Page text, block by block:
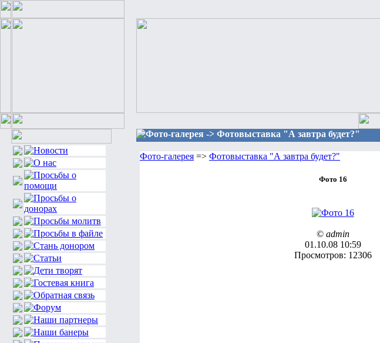
Фото-галерея -> Фотовыставка "А завтра будет?"
Фото-галерея => Фотовыставка "А завтра будет?"
Фото 16
© admin
01.10.08 10:59
Просмотров: 12306